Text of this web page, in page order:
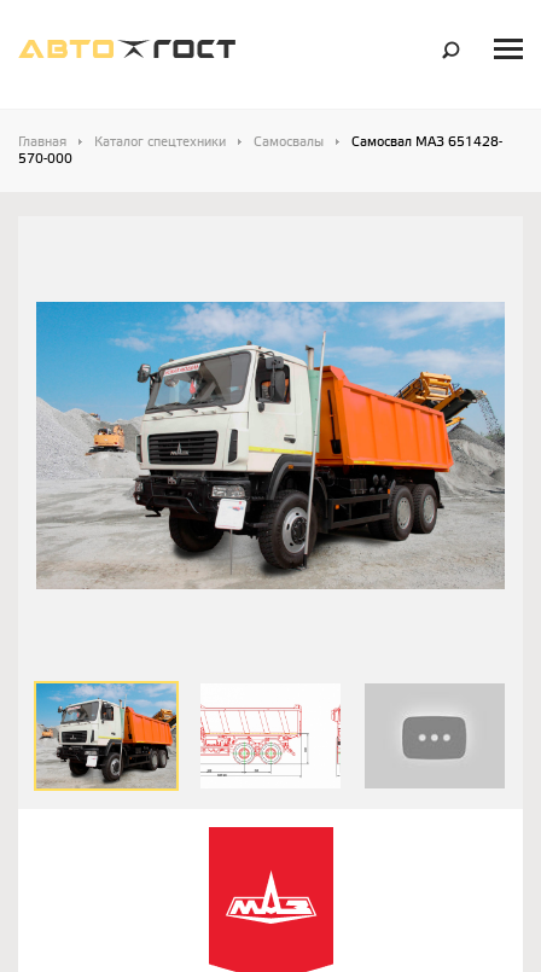
Главная Каталог спецтехники Самосвалы
Самосвал МАЗ 651428-
570-000